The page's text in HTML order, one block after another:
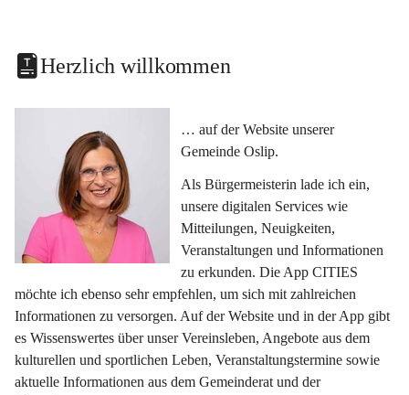
Herzlich willkommen
… auf der Website unserer
Gemeinde Oslip.
Als Bürgermeisterin lade ich ein,
unsere digitalen Services wie
Mitteilungen, Neuigkeiten,
Veranstaltungen und Informationen
zu erkunden. Die App CITIES
möchte ich ebenso sehr empfehlen, um sich mit zahlreichen
Informationen zu versorgen. Auf der Website und in der App gibt
es Wissenswertes über unser Vereinsleben, Angebote aus dem
kulturellen und sportlichen Leben, Veranstaltungstermine sowie
aktuelle Informationen aus dem Gemeinderat und der